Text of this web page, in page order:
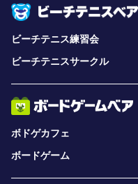
ビーチテニス練習会
ビーチテニスサークル
ボドゲカフェ
ボードゲーム